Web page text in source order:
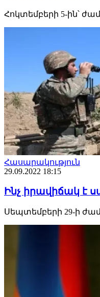
Հոկտեմբերի 5-ին՝
Հասարակություն
29.09.2022 18:15
Ինչ իրավիճակ է
Սեպտեմբերի 29-ի